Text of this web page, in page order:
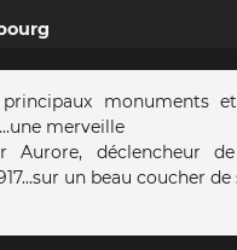
monuments
merveille
Aurore, déclencheur
un beau coucher de